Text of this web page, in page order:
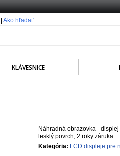
Ako hľadať
KLÁVESNICE
Náhradná obrazovka -
lesklý povrch, 2 roky záruka
Kategória: LCD displeje pre